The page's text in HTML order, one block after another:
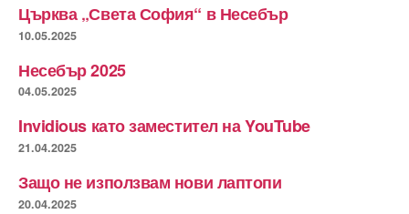
Църква „Света София“ в Несебър
10.05.2025
Несебър 2025
04.05.2025
Invidious като заместител на YouTube
21.04.2025
Защо не използвам нови лаптопи
20.04.2025